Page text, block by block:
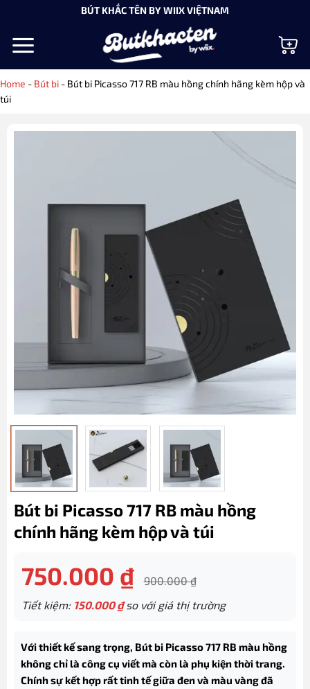
nội
BÚT KHẮC TÊN BY WIIX VIỆTNAM
Home - Bút bi - Bút bi Picasso 717 RB màu hồng chính hãng kèm hộp và
túi
Bút bi Picasso 717 RB màu hồng
chính hãng kèm hộp và túi
750.000 ₫ 900.000₫
Tiết kiệm: 150.000₫so với giá thị trường
Với thiết kế sang trọng, Bút bi Picasso 717 RB màu hồng
không chỉ là công cụ viết mà còn là phụ kiện thời trang.
Chính sự kết hợp rất tinh tế giữa đen và màu vàng đã